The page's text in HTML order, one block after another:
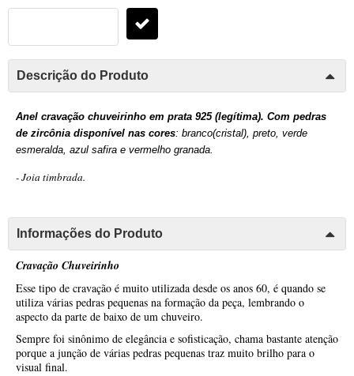
Descrição do Produto
Anel cravação chuveirinho em prata 925 (legítima). Com pedras
de zircônia disponível nas cores: branco(cristal), preto, verde
esmeralda, azul safira e vermelho granada.
- Joia timbrada.
Informações do Produto
Cravação Chuveirinho
Esse tipo de cravação é muito utilizada desde os anos 60, é quando se
utiliza várias pedras pequenas na formação da peça, lembrando o
aspecto da parte de baixo de um chuveiro.
Sempre foi sinônimo de elegância e sofisticação, chama bastante atenção
porque a junção de várias pedras pequenas traz muito brilho para o
visual final.